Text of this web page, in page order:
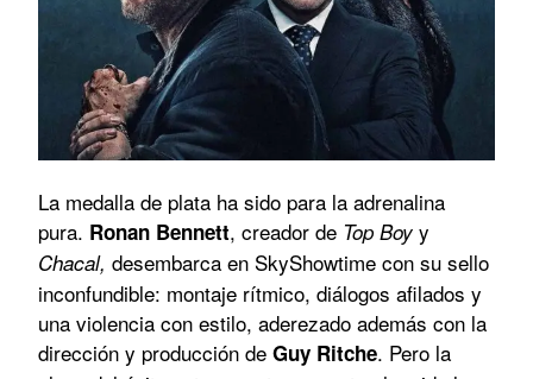
La medalla de plata ha sido para la adrenalina
pura. Ronan Bennett, creador de Top Boy y
Chacal, desembarca en SkyShowtime con su sello
inconfundible: montaje rítmico, diálogos afilados y
una violencia con estilo, aderezado además con la
dirección y producción de Guy Ritche. Pero la